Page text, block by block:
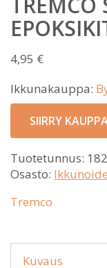
4,95 €
Ikkunakauppa:
SIIRRY
Tuotetunnus:
Osasto:
Tremco
Kuvaus